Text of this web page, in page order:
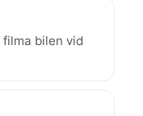
bilen vid